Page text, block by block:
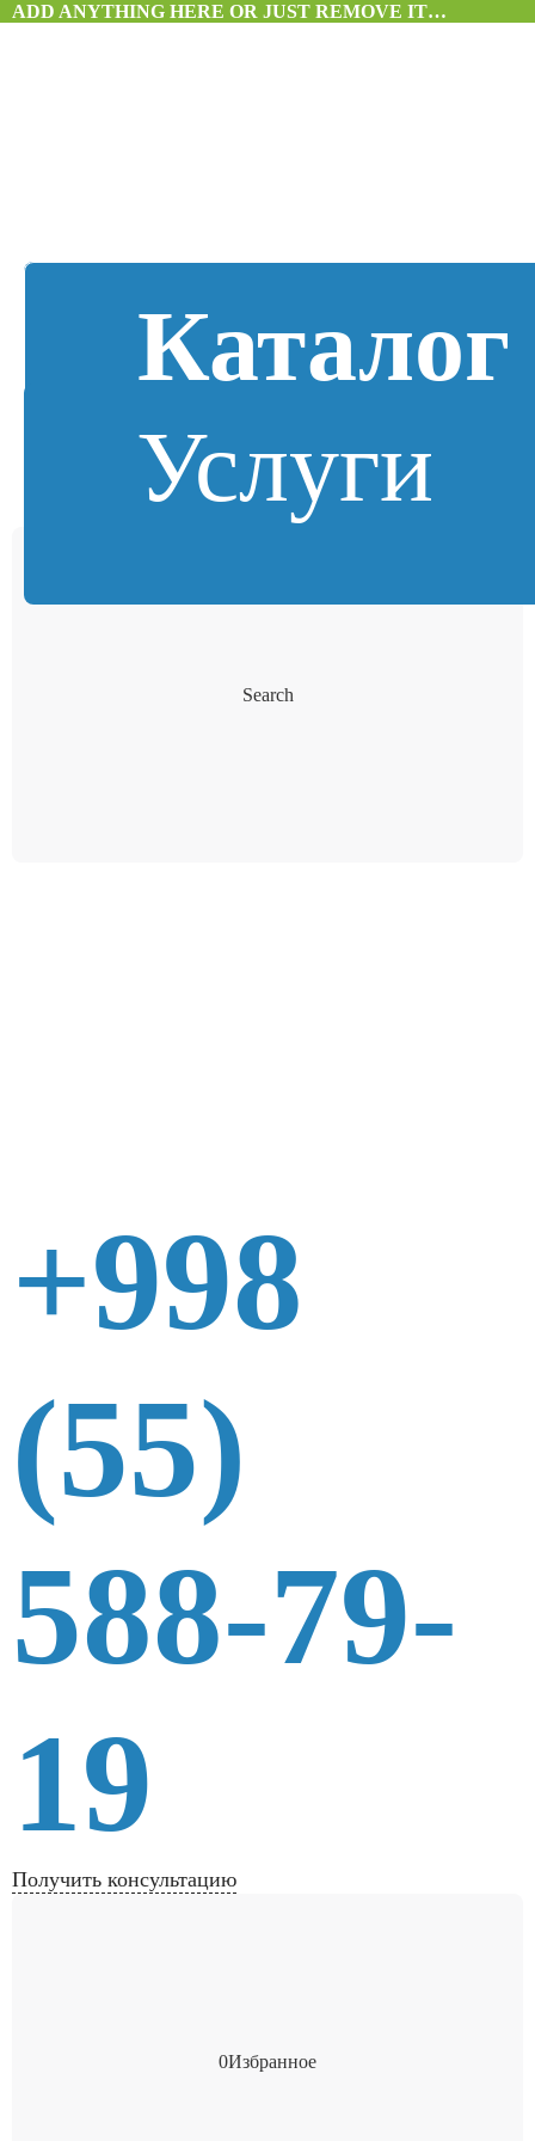
ADD ANYTHING HERE OR JUST REMOVE IT…
Каталог
Услуги
Search
+998
(55)
588-79-
19
Получить консультацию
0Избранное